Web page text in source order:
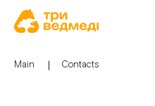
Main Contacts